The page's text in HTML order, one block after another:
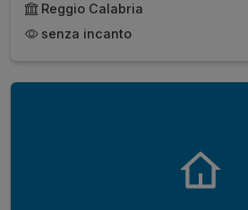
Reggio Calabria
senza incanto